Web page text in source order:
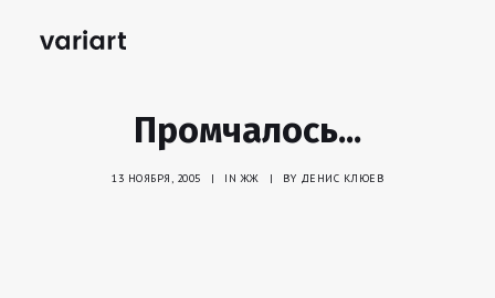
Промчалось...
13 НОЯБРЯ, 2005 | INЖЖ | BY ДЕНИС КЛЮЕВ